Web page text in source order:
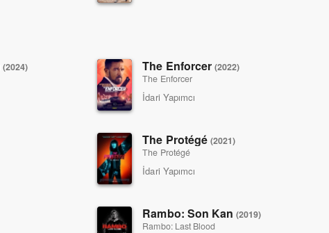
(2024)
The Enforcer (2022)
The Enforcer
İdari Yapımcı
The Protégé (2021)
The Protégé
İdari Yapımcı
Rambo: Son Kan (2019)
Rambo: Last Blood